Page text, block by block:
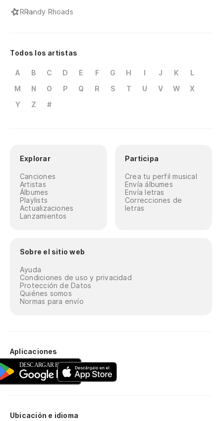
RRandy Rhoads
Todos los artistas
A B C D E F G H I J K
L
M
N O P Q R S T U V W
X
Y
Z #
Explorar
Canciones
Artistas
Álbumes
Playlists
Actualizaciones
Lanzamientos
Participa
Crea tu perfil musical
Envía álbumes
Envía letras
Correcciones de
letras
Sobre el sitio web
Ayuda
Condiciones de uso y privacidad
Protección de Datos
Quiénes somos
Normas para envío
Aplicaciones
Ubicación e idioma